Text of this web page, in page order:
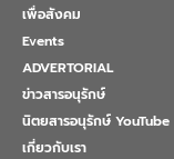
เพื่อสังคม
Events
ADVERTORIAL
ข่าวสารอนุรักษ์
นิตยสารอนุรักษ์ YouTube
เกี่ยวกับเรา